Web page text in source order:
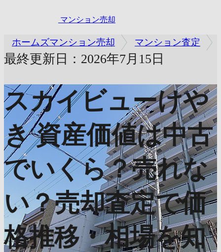
マンション売却
ホームズマンション売却 マンション査定
最終更新日：2026年7月15日
スカイビューけや
き 資産価値は中古
でいくら？売れな
い？売却査定で価
格推移・相場を知